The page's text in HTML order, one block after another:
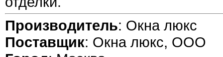
Производитель: Окна люкс
Поставщик: Окна люкс, ООО